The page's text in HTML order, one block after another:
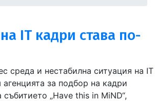
IT кадри става по-
среда и нестабилна ситуация на IT
агенцията за подбор на кадри
„Have this in MiND“,